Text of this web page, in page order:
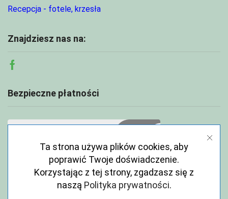
Recepcja - fotele, krzesła
Znajdziesz nas na:
Facebook
Bezpieczne płatności
Ta strona używa plików cookies, aby
poprawić Twoje doświadczenie.
Korzystając z tej strony, zgadzasz się z
naszą Polityka prywatności.